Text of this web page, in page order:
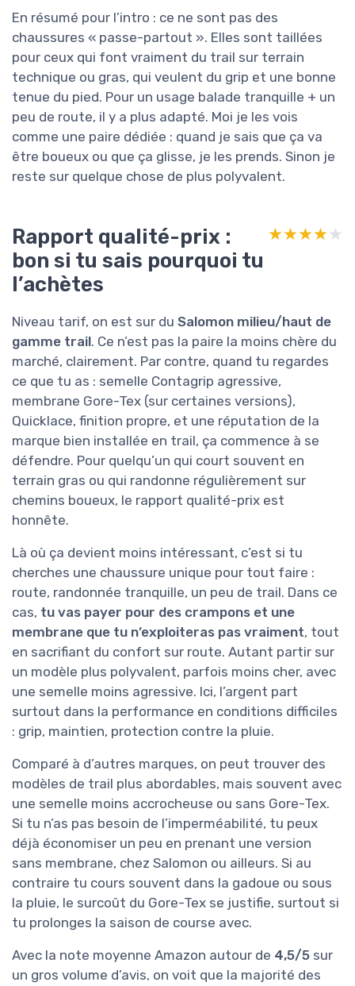
En résumé pour l’intro : ce ne sont pas des
chaussures « passe-partout ». Elles sont taillées
pour ceux qui font vraiment du trail sur terrain
technique ou gras, qui veulent du grip et une bonne
tenue du pied. Pour un usage balade tranquille + un
peu de route, il y a plus adapté. Moi je les vois
comme une paire dédiée : quand je sais que ça va
être boueux ou que ça glisse, je les prends. Sinon je
reste sur quelque chose de plus polyvalent.
Rapport qualité-prix :
bon si tu sais pourquoi tu
l’achètes
★★★★★
★★★★★
Niveau tarif, on est sur du Salomon milieu/haut de
gamme trail. Ce n’est pas la paire la moins chère du
marché, clairement. Par contre, quand tu regardes
ce que tu as : semelle Contagrip agressive,
membrane Gore-Tex (sur certaines versions),
Quicklace, finition propre, et une réputation de la
marque bien installée en trail, ça commence à se
défendre. Pour quelqu’un qui court souvent en
terrain gras ou qui randonne régulièrement sur
chemins boueux, le rapport qualité-prix est
honnête.
Là où ça devient moins intéressant, c’est si tu
cherches une chaussure unique pour tout faire :
route, randonnée tranquille, un peu de trail. Dans ce
cas, tu vas payer pour des crampons et une
membrane que tu n’exploiteras pas vraiment, tout
en sacrifiant du confort sur route. Autant partir sur
un modèle plus polyvalent, parfois moins cher, avec
une semelle moins agressive. Ici, l’argent part
surtout dans la performance en conditions difficiles
: grip, maintien, protection contre la pluie.
Comparé à d’autres marques, on peut trouver des
modèles de trail plus abordables, mais souvent avec
une semelle moins accrocheuse ou sans Gore-Tex.
Si tu n’as pas besoin de l’imperméabilité, tu peux
déjà économiser un peu en prenant une version
sans membrane, chez Salomon ou ailleurs. Si au
contraire tu cours souvent dans la gadoue ou sous
la pluie, le surcoût du Gore-Tex se justifie, surtout si
tu prolonges la saison de course avec.
Avec la note moyenne Amazon autour de 4,5/5 sur
un gros volume d’avis, on voit que la majorité des